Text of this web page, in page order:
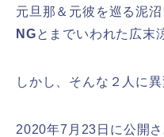
元旦那＆元彼を巡る泥
NGとまでいわれた広末
しかし、そんな２人に異
2020年7月23日に公開